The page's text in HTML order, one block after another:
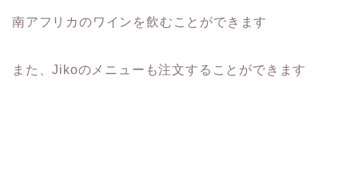
南アフリカのワインを飲むことができます
また、Jikoのメニューも注文することができます